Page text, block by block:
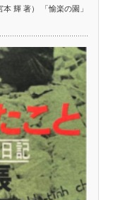
輝 著） 「愉楽の園」